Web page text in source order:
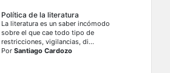
Política de la literatura
La literatura es un saber incómodo
sobre el que cae todo tipo de
restricciones, vigilancias, di...
PorSantiago Cardozo